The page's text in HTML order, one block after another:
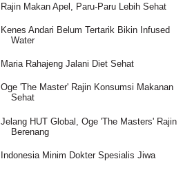
Rajin Makan Apel, Paru-Paru Lebih Sehat
Kenes Andari Belum Tertarik Bikin Infused
Water
Maria Rahajeng Jalani Diet Sehat
Oge 'The Master' Rajin Konsumsi Makanan
Sehat
Jelang HUT Global, Oge 'The Masters' Rajin
Berenang
Indonesia Minim Dokter Spesialis Jiwa